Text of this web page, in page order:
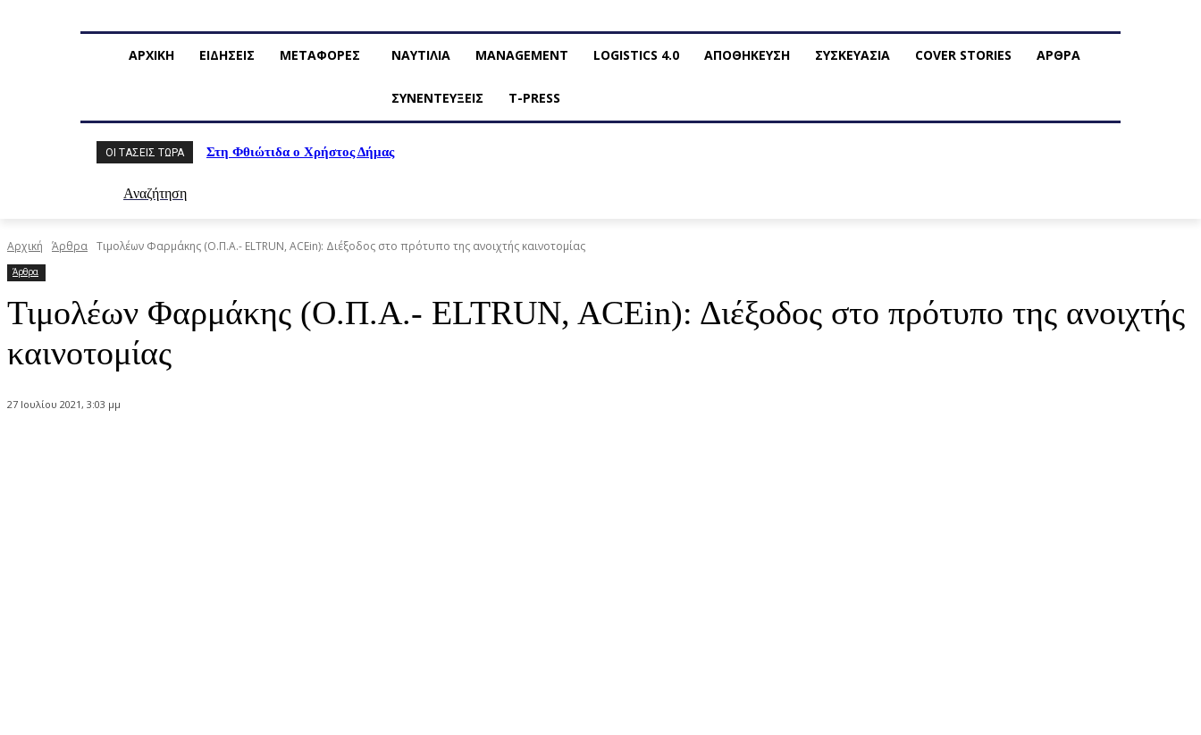
ΑΡΧΙΚΗ ΕΙΔΗΣΕΙΣ ΜΕΤΑΦΟΡΕΣ ΝΑΥΤΙΛΙΑ MANAGEMENT LOGISTICS 4.0 ΑΠΟΘΗΚΕΥΣΗ ΣΥΣΚΕΥΑΣΙΑ COVER STORIES ΑΡΘΡΑ
ΣΥΝΕΝΤΕΥΞΕΙΣ T-PRESS
ΟΙ ΤΆΣΕΙΣ ΤΏΡΑ Στη Φθιώτιδα ο Χρήστος Δήμας
Αναζήτηση
Αρχική Άρθρα Τιμολέων Φαρμάκης (Ο.Π.Α.- ELTRUN, ACEin): Διέξοδος στο πρότυπο της ανοιχτής καινοτομίας
Άρθρα
Τιμολέων Φαρμάκης (Ο.Π.Α.- ELTRUN, ACEin): Διέξοδος στο πρότυπο της ανοιχτής
καινοτομίας
27 Ιουλίου 2021, 3:03 μμ